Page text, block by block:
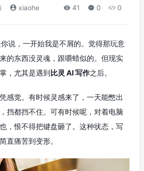
xiaohe 41 0 0
你说，一开始我是不屑的。觉得那玩意
的东西没灵魂，跟嚼蜡似的。但现实
，尤其是遇到比灵 AI 写作之后。
感觉。有时候灵感来了，一天能憋出
挡都挡不住。可有时候呢，对着电脑
，恨不得把键盘砸了。这种状态，写
直痛苦到变形。